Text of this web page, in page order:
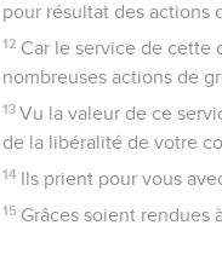
pour résultat des actions
12 Car le service de cette
nombreuses actions de
13 Vu la valeur de ce
de la libéralité de votre
14 Ils prient pour vous
15 Grâces soient rendues